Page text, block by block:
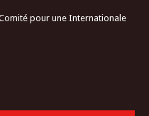
pour une Internationale